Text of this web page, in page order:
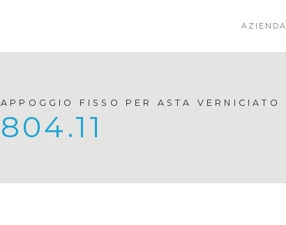
AZIENDA
APPOGGIO FISSO PER ASTA VERNICIATO
804.11